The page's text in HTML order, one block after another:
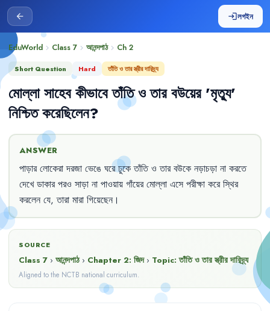
arrow_back loginলগইন
EduWorld chevron_right Class 7 chevron_right আনন্দপাঠchevron_right Ch 2
Short Question Hard তাঁতি ও তার স্ত্রীর দারিদ্র্য
মোল্লা সাহেব কীভাবে তাঁতি ও তার বউয়ের 'মৃত্যু'
নিশ্চিত করেছিলেন?
ANSWER
পাড়ার লোকেরা দরজা ভেঙে ঘরে ঢুকে তাঁতি ও তার বউকে নড়াচড়া না করতে
দেখে ডাকার পরও সাড়া না পাওয়ায় গাঁয়ের মোল্লা এসে পরীক্ষা করে স্থির
করলেন যে, তারা মারা গিয়েছেন।
SOURCE
Class 7 › আনন্দপাঠ › Chapter 2: জিদ › Topic:তাঁতি ও তার স্ত্রীর দারিদ্র্য
Aligned to the NCTB national curriculum.